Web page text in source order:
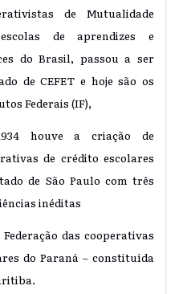
de Mutualidade
de aprendizes e
do Brasil, passou a ser
de CEFET e hoje são os
Federais (IF),
houve a criação de
de crédito escolares
de São Paulo com três
inéditas
Federação das cooperativas
do Paraná – constituída